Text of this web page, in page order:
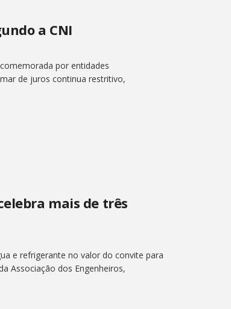
a CNI
por entidades
de juros continua restritivo,
mais de três
e refrigerante no valor do convite para
Associação dos Engenheiros,